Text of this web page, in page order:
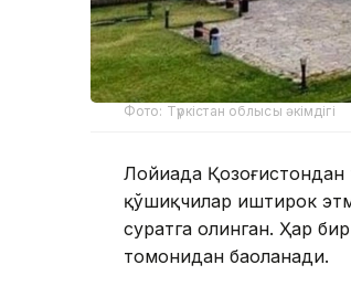
Фото: Түркістан облысы әкімдігі
Лойиҳада
қўшиқчилар иштирок
суратга олинган. Ҳар
томонидан баҳоланади.